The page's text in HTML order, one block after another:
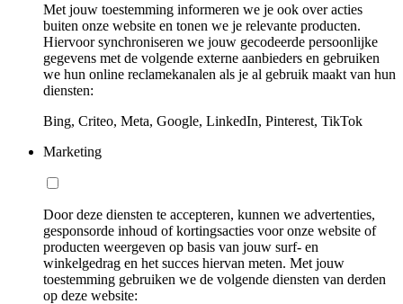
Met jouw toestemming informeren we je ook over acties
buiten onze website en tonen we je relevante producten.
Hiervoor synchroniseren we jouw gecodeerde persoonlijke
gegevens met de volgende externe aanbieders en gebruiken
we hun online reclamekanalen als je al gebruik maakt van hun
diensten:
Bing, Criteo, Meta, Google, LinkedIn, Pinterest, TikTok
Marketing
Door deze diensten te accepteren, kunnen we advertenties,
gesponsorde inhoud of kortingsacties voor onze website of
producten weergeven op basis van jouw surf- en
winkelgedrag en het succes hiervan meten. Met jouw
toestemming gebruiken we de volgende diensten van derden
op deze website: